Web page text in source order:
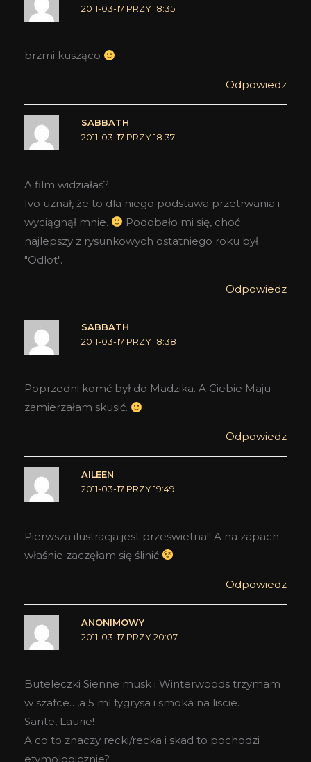
2011-03-17 PRZY 18:35
brzmi kusząco
Odpowiedz
SABBATH
2011-03-17 PRZY 18:37
A film widziałaś?
Ivo uznał, że to dla niego podstawa przetrwania i
wyciągnął mnie.
Podobało mi się, choć
najlepszy z rysunkowych ostatniego roku był
"Odlot".
Odpowiedz
SABBATH
2011-03-17 PRZY 18:38
Poprzedni komć był do Madzika. A Ciebie Maju
zamierzałam skusić.
Odpowiedz
AILEEN
2011-03-17 PRZY 19:49
Pierwsza ilustracja jest prześwietna!! A na zapach
właśnie zaczęłam się ślinić
Odpowiedz
ANONIMOWY
2011-03-17 PRZY 20:07
Buteleczki Sienne musk i Winterwoods trzymam
w szafce…,a 5 ml tygrysa i smoka na liscie.
Sante, Laurie!
A co to znaczy recki/recka i skad to pochodzi
etymologicznie?